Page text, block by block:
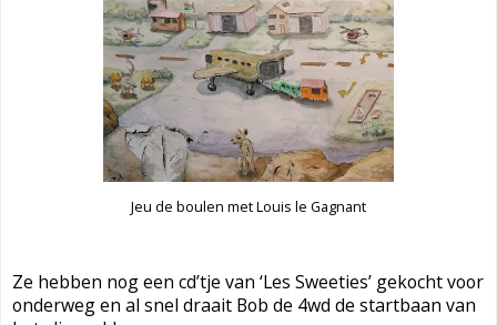
Jeu de boulen met Louis le Gagnant
Ze hebben nog een cd’tje van ‘Les Sweeties’ gekocht voor
onderweg en al snel draait Bob de 4wd de startbaan van